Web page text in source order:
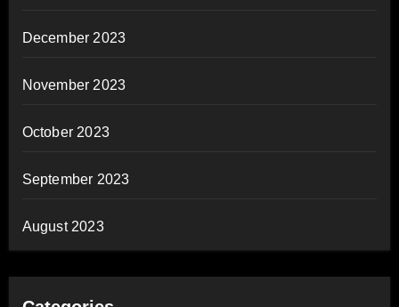
December 2023
November 2023
October 2023
September 2023
August 2023